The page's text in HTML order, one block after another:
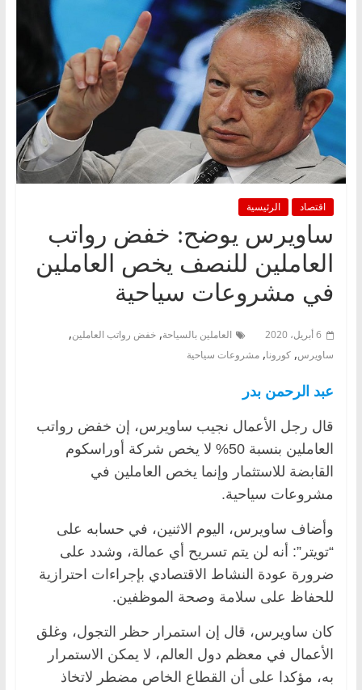
اقتصاد الرئيسية
ساويرس يوضح: خفض رواتب
العاملين للنصف يخص العاملين
في مشروعات سياحية
6 أبريل، 2020 العاملين بالسياحة, خفض رواتب العاملين,
ساويرس, كورونا, مشروعات سياحية
عبد الرحمن بدر
قال رجل الأعمال نجيب ساويرس، إن خفض رواتب
العاملين بنسبة 50% لا يخص شركة أوراسكوم
القابضة للاستثمار وإنما يخص العاملين في
مشروعات سياحية.
وأضاف ساويرس، اليوم الاثنين، في حسابه على
“تويتر”: أنه لن يتم تسريح أي عمالة، وشدد على
ضرورة عودة النشاط الاقتصادي بإجراءات احترازية
للحفاظ على سلامة وصحة الموظفين.
كان ساويرس، قال إن استمرار حظر التجول، وغلق
الأعمال في معظم دول العالم، لا يمكن الاستمرار
به، مؤكدا على أن ‏القطاع الخاص مضطر لاتخاذ